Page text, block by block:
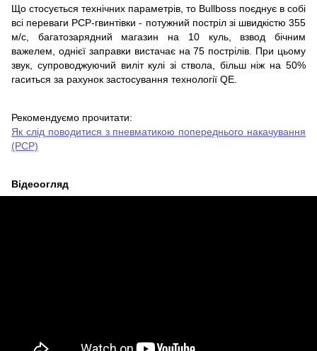
Що стосується технічних параметрів, то Bullboss поєднує в собі
всі переваги PCP-гвинтівки - потужний постріл зі швидкістю 355
м/с, багатозарядний магазин на 10 куль, взвод бічним
важелем, однієї заправки вистачає на 75 пострілів. При цьому
звук, супроводжуючий виліт кулі зі ствола, більш ніж на 50%
гаситься за рахунок застосування технології QE.
Рекомендуємо прочитати:
Як слід поводитися з пневматикою попереднього накачування
(PCP)
Відеоогляд